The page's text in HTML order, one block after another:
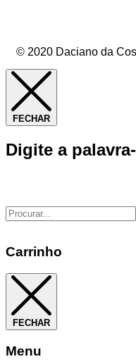
© 2020 Daciano da
FECHAR
Digite a
Carrinho
FECHAR
Menu